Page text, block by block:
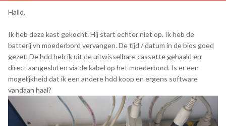
Hallo,
Ik heb deze kast gekocht. Hij start echter niet op. Ik heb de
batterij vh moederbord vervangen. De tijd / datum in de bios goed
gezet. De hdd heb ik uit de uitwisselbare cassette gehaald en
direct aangesloten via de kabel op het moederbord. Is er een
mogelijkheid dat ik een andere hdd koop en ergens software
vandaan haal?